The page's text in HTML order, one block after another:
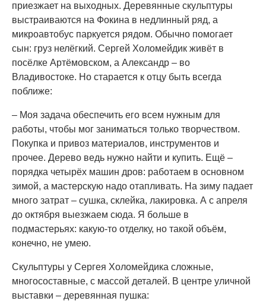
приезжает на выходных. Деревянные скульптуры
выстраиваются на Фокина в недлинный ряд, а
микроавтобус паркуется рядом. Обычно помогает
сын: груз нелёгкий. Сергей Холомейдик живёт в
посёлке Артёмовском, а Александр – во
Владивостоке. Но старается к отцу быть всегда
поближе:
– Моя задача обеспечить его всем нужным для
работы, чтобы мог заниматься только творчеством.
Покупка и привоз материалов, инструментов и
прочее. Дерево ведь нужно найти и купить. Ещё –
порядка четырёх машин дров: работаем в основном
зимой, а мастерскую надо отапливать. На зиму падает
много затрат – сушка, склейка, лакировка. А с апреля
до октября выезжаем сюда. Я больше в
подмастерьях: какую-то отделку, но такой объём,
конечно, не умею.
Скульптуры у Сергея Холомейдика сложные,
многосоставные, с массой деталей. В центре уличной
выставки – деревянная пушка: